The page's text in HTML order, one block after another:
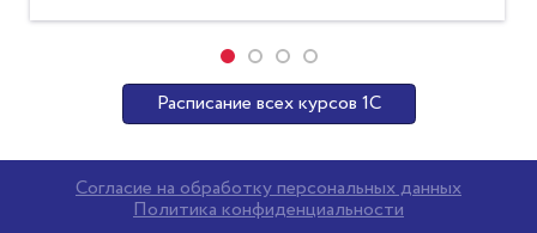
Расписание всех курсов 1С
Согласие на обработку персональных данных
Политика конфиденциальности